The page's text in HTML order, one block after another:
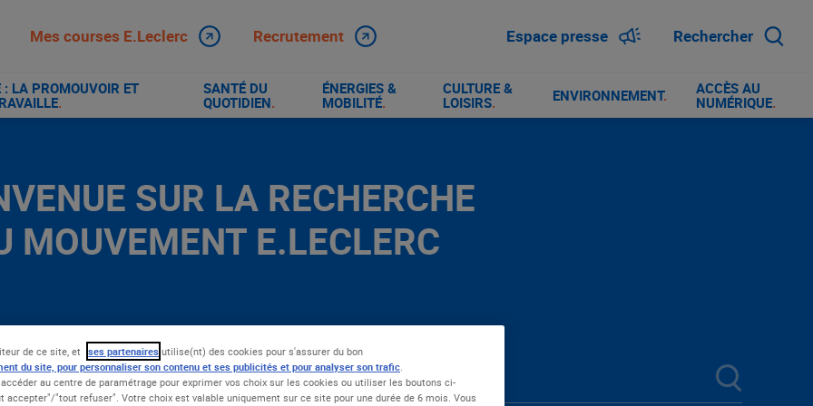
Mes courses E.Leclerc Recrutement Espace presse Rechercher
LA PROMOUVOIR ET
.
SANTÉ DU
QUOTIDIEN.
ÉNERGIES &
MOBILITÉ.
CULTURE &
LOISIRS. ENVIRONNEMENT.
ACCÈS AU
NUMÉRIQUE.
SUR LA RECHERCHE
MOUVEMENT E.LECLERC
de ce site, et ses partenaires utilise(nt) des cookies pour s'assurer du bon
du site, pour personnaliser son contenu et ses publicités et pour analyser son trafic.
accéder au centre de paramétrage pour exprimer vos choix sur les cookies ou utiliser les boutons ci-
accepter"/"tout refuser". Votre choix est valable uniquement sur ce site pour une durée de 6 mois. Vous